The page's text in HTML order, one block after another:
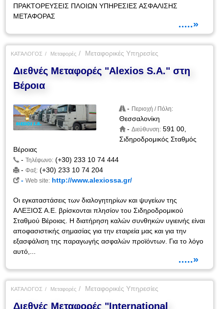
ΠΡΑΚΤΟΡΕΥΣΕΙΣ ΠΛΟΙΩΝ ΥΠΗΡΕΣΙΕΣ ΑΣΦΑΛΙΣΗΣ
ΜΕΤΑΦΟΡΑΣ
.....»
ΚΑΤΆΛΟΓΟΣ Μεταφορές Μεταφορικές Υπηρεσίες
Διεθνές Μεταφορές "Alexios S.A." στη
Βέροια
- Περιοχή / Πόλη:
Θεσσαλονίκη
-Διεύθυνση: 591 00,
Σιδηροδρομικός Σταθμός
Βέροιας
-Τηλέφωνο: (+30) 233 10 74 444
-Φαξ: (+30) 233 10 74 204
-Web site: http://www.alexiossa.gr/
Οι εγκαταστάσεις των διαλογητηρίων και ψυγείων της
ΑΛΕΞΙΟΣ Α.Ε. βρίσκονται πλησίον του Σιδηροδρομικού
Σταθμού Βέροιας. Η διατήρηση καλών συνθηκών υγιεινής είναι
αποφασιστικής σημασίας για την εταιρεία μας και για την
εξασφάλιση της παραγωγής ασφαλών προϊόντων. Για το λόγο
αυτό,...
.....»
ΚΑΤΆΛΟΓΟΣ Μεταφορές Μεταφορικές Υπηρεσίες
Διεθνές Μεταφορές "International